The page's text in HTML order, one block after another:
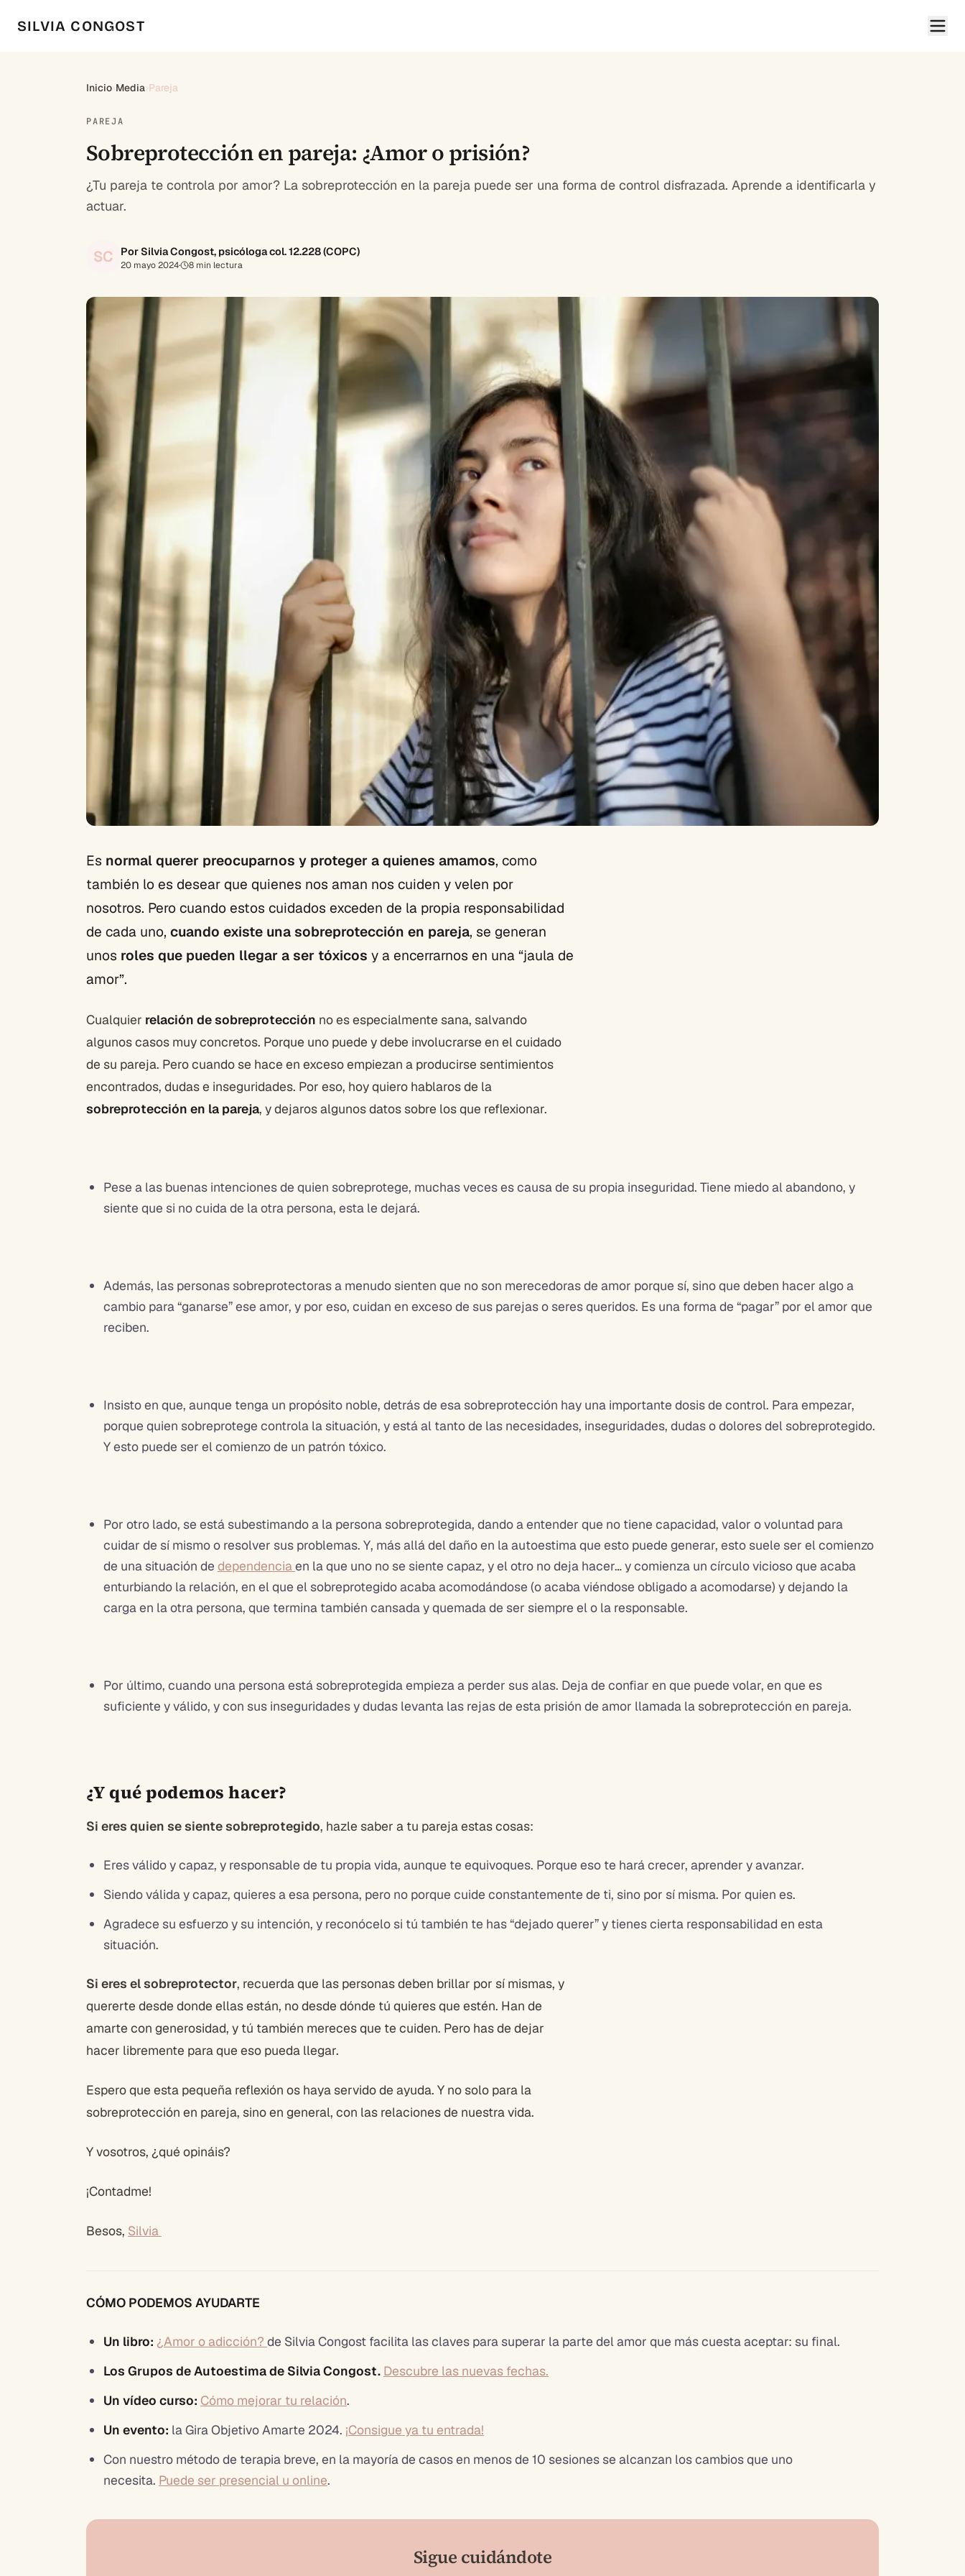
SILVIA CONGOST
Inicio›Media›Pareja
PAREJA
Sobreprotección en pareja: ¿Amor o prisión?
¿Tu pareja te controla por amor? La sobreprotección en la pareja puede ser una forma de control disfrazada. Aprende a identificarla y
actuar.
SC Por Silvia Congost, psicóloga col. 12.228 (COPC)
20 mayo 2024· 8 min lectura
Es normal querer preocuparnos y proteger a quienes amamos, como
también lo es desear que quienes nos aman nos cuiden y velen por
nosotros. Pero cuando estos cuidados exceden de la propia responsabilidad
de cada uno, cuando existe una sobreprotección en pareja, se generan
unos roles que pueden llegar a ser tóxicos y a encerrarnos en una “jaula de
amor”.
Cualquier relación de sobreprotección no es especialmente sana, salvando
algunos casos muy concretos. Porque uno puede y debe involucrarse en el cuidado
de su pareja. Pero cuando se hace en exceso empiezan a producirse sentimientos
encontrados, dudas e inseguridades. Por eso, hoy quiero hablaros de la
sobreprotección en la pareja, y dejaros algunos datos sobre los que reflexionar.
Pese a las buenas intenciones de quien sobreprotege, muchas veces es causa de su propia inseguridad. Tiene miedo al abandono, y
siente que si no cuida de la otra persona, esta le dejará.
Además, las personas sobreprotectoras a menudo sienten que no son merecedoras de amor porque sí, sino que deben hacer algo a
cambio para “ganarse” ese amor, y por eso, cuidan en exceso de sus parejas o seres queridos. Es una forma de “pagar” por el amor que
reciben.
Insisto en que, aunque tenga un propósito noble, detrás de esa sobreprotección hay una importante dosis de control. Para empezar,
porque quien sobreprotege controla la situación, y está al tanto de las necesidades, inseguridades, dudas o dolores del sobreprotegido.
Y esto puede ser el comienzo de un patrón tóxico.
Por otro lado, se está subestimando a la persona sobreprotegida, dando a entender que no tiene capacidad, valor o voluntad para
cuidar de sí mismo o resolver sus problemas. Y, más allá del daño en la autoestima que esto puede generar, esto suele ser el comienzo
de una situación de dependencia en la que uno no se siente capaz, y el otro no deja hacer… y comienza un círculo vicioso que acaba
enturbiando la relación, en el que el sobreprotegido acaba acomodándose (o acaba viéndose obligado a acomodarse) y dejando la
carga en la otra persona, que termina también cansada y quemada de ser siempre el o la responsable.
Por último, cuando una persona está sobreprotegida empieza a perder sus alas. Deja de confiar en que puede volar, en que es
suficiente y válido, y con sus inseguridades y dudas levanta las rejas de esta prisión de amor llamada la sobreprotección en pareja.
¿Y qué podemos hacer?
Si eres quien se siente sobreprotegido, hazle saber a tu pareja estas cosas:
Eres válido y capaz, y responsable de tu propia vida, aunque te equivoques. Porque eso te hará crecer, aprender y avanzar.
Siendo válida y capaz, quieres a esa persona, pero no porque cuide constantemente de ti, sino por sí misma. Por quien es.
Agradece su esfuerzo y su intención, y reconócelo si tú también te has “dejado querer” y tienes cierta responsabilidad en esta
situación.
Si eres el sobreprotector, recuerda que las personas deben brillar por sí mismas, y
quererte desde donde ellas están, no desde dónde tú quieres que estén. Han de
amarte con generosidad, y tú también mereces que te cuiden. Pero has de dejar
hacer libremente para que eso pueda llegar.
Espero que esta pequeña reflexión os haya servido de ayuda. Y no solo para la
sobreprotección en pareja, sino en general, con las relaciones de nuestra vida.
Y vosotros, ¿qué opináis?
¡Contadme!
Besos, Silvia
CÓMO PODEMOS AYUDARTE
Un libro: ¿Amor o adicción? de Silvia Congost facilita las claves para superar la parte del amor que más cuesta aceptar: su final.
Los Grupos de Autoestima de Silvia Congost. Descubre las nuevas fechas.
Un vídeo curso: Cómo mejorar tu relación.
Un evento: la Gira Objetivo Amarte 2024. ¡Consigue ya tu entrada!
Con nuestro método de terapia breve, en la mayoría de casos en menos de 10 sesiones se alcanzan los cambios que uno
necesita. Puede ser presencial u online.
Sigue cuidándote